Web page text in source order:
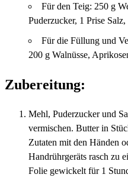
Für den Teig: 250 g
Puderzucker, 1 Prise
Für die Füllung und
200 g Walnüsse,
Zubereitung:
Mehl, Puderzucker und
vermischen. Butter in
Zutaten mit den Händen
Handrührgeräts rasch zu
Folie gewickelt für 1